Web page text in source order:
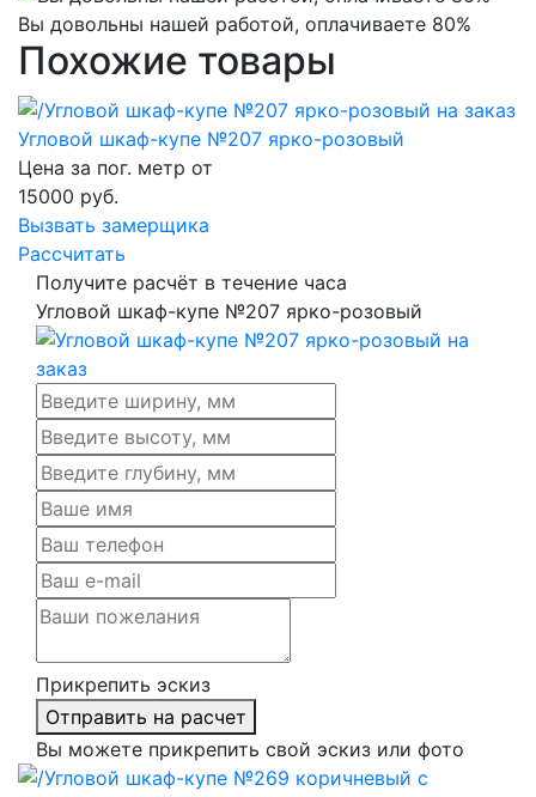
Вы довольны нашей работой, оплачиваете 80%
Похожие товары
Угловой шкаф-купе №207 ярко-розовый
Цена за пог. метр от
15000 руб.
Вызвать замерщика
Рассчитать
Получите расчёт в течение часа
Угловой шкаф-купе №207 ярко-розовый
Прикрепить эскиз
Отправить на расчет
Вы можете прикрепить свой эскиз или фото